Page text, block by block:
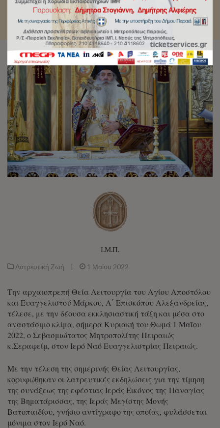
Ι.Μ.Π.
Λατρευτική Ζωή | 1 Μαΐου 2022
Την αρχαιοπρεπή Θεία Λειτουργία του Αγίου Αποστόλου
και Ευαγγελιστού Μάρκου, Α΄ Επισκόπου Αλεξανδρείας,
τέλεσε, με την δέουσα εκκλησιαστική τάξη και μέσα στο
αναστάσιμο κλίμα, σήμερα Κυριακή του Θωμά 1 Μαΐου
2022, ο Σεβασμιώτατος Μητροπολίτης Πειραιώς
κ.Σεραφείμ, στον Ιερό Ναό Ευαγγελιστρίας Πειραιώς.
Με την τέλεση της σημερινής Θείας Λειτουργίας,
κορυφώθηκαν οι λατρευτικές εκδηλώσεις για την τίμηση
της συνάξεως της εφέστιας Ιεράς Εικόνος της Παναγίας
της Βηματάρισσας, της Ιεράς Μεγίστης Μονής
Βατοπαιδίου, γνήσιο αντίγραφο της οποίας, φυλάσσεται
μόνιμα στον Ιερό Ναό.